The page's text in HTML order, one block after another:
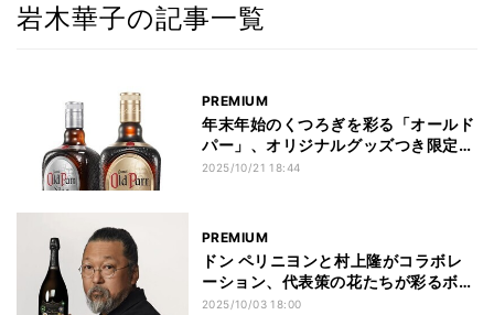
岩木華子の記事一覧
PREMIUM
年末年始のくつろぎを彩る「オールド
パー」、オリジナルグッズつき限定セ
ットが登場
2025/10/21 18:44
PREMIUM
ドン ペリニヨンと村上隆がコラボレ
ーション、代表策の花たちが彩るボト
ル
2025/10/03 18:00